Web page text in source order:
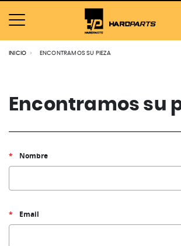
INICIO ENCONTRAMOS SU PIEZA
Encontramos su
Nombre
Email